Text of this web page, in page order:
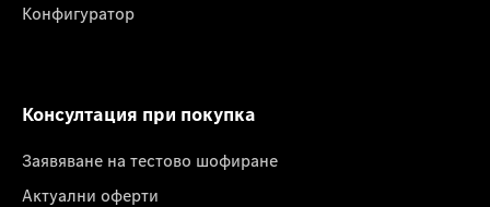
Конфигуратор
Консултация при покупка
Заявяване на тестово шофиране
Актуални оферти